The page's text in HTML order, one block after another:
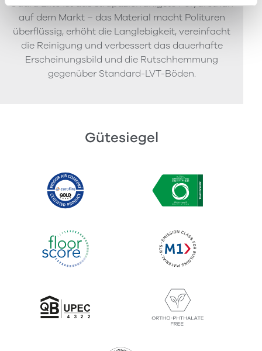
Guard Elite ist das strapazierfähigste Polyurethan
auf dem Markt – das Material macht Polituren
überflüssig, erhöht die Langlebigkeit, vereinfacht
die Reinigung und verbessert das dauerhafte
Erscheinungsbild und die Rutschhemmung
gegenüber Standard-LVT-Böden.
Gütesiegel